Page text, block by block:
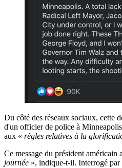
Du côté des réseaux sociaux, cette
d'un officier de police à
aux « règles relatives à la
Ce message du président
journée », indique-t-il. Interrogé par